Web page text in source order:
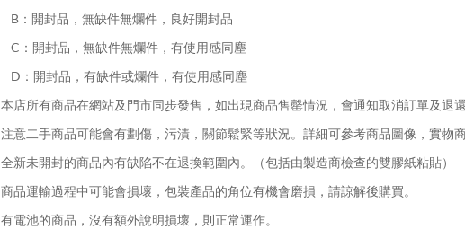
B：開封品，無缺件無爛件，良好開封品
C：開封品，無缺件無爛件，有使用感同塵
D：開封品，有缺件或爛件，有使用感同塵
本店所有商品在網站及門市同步發售，如出現商品售罄情況，會通知取消訂單及退還
注意二手商品可能會有劃傷，污漬，關節鬆緊等狀況。詳細可參考商品圖像，實物
全新未開封的商品內有缺陷不在退換範圍內。（包括由製造商檢查的雙膠紙粘貼）
商品運輸過程中可能會損壞，包裝產品的角位有機會磨損，請諒解後購買。
有電池的商品，沒有額外說明損壞，則正常運作。